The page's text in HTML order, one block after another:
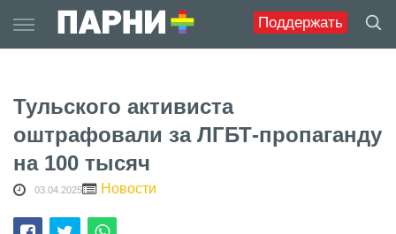
Поддержать
to
content
Тульского активиста
оштрафовали за ЛГБТ-пропаганду
на 100 тысяч
03.04.2025 Новости